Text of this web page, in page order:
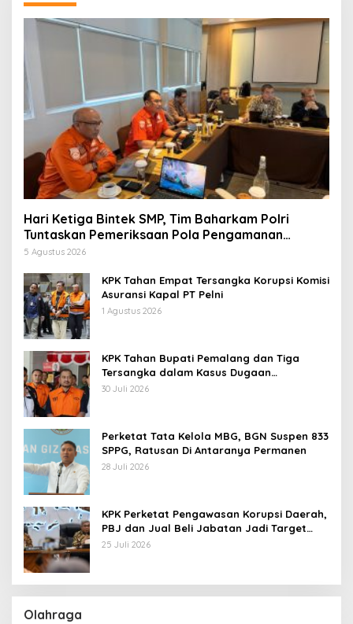
Hari Ketiga Bintek SMP, Tim Baharkam Polri
Tuntaskan Pemeriksaan Pola Pengamanan
Pertamina Patra Niaga Jabar
5 Agustus 2026
KPK Tahan Empat Tersangka Korupsi Komisi
Asuransi Kapal PT Pelni
1 Agustus 2026
KPK Tahan Bupati Pemalang dan Tiga
Tersangka dalam Kasus Dugaan
Pemerasan
30 Juli 2026
Perketat Tata Kelola MBG, BGN Suspen 833
SPPG, Ratusan Di Antaranya Permanen
28 Juli 2026
KPK Perketat Pengawasan Korupsi Daerah,
PBJ dan Jual Beli Jabatan Jadi Target
Utama
25 Juli 2026
Olahraga